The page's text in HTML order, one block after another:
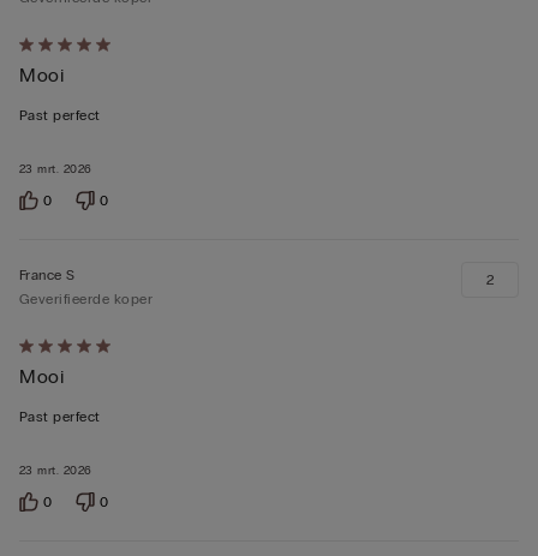
5
op
5
23 mrt. 2026
Mooi
Past perfect
0 0
5
op
5
23 mrt. 2026
France S
Geverifieerde koper
Mooi
Past perfect
2
0 0